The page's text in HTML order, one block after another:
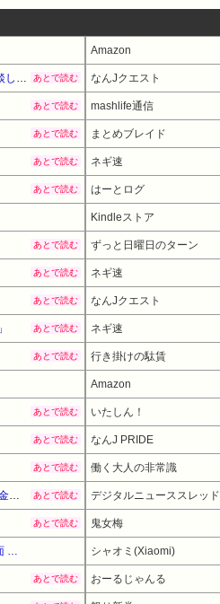
Amazon
【悲報】ジャンポケ斉藤さんの被害女性「バウムクーヘン売ったりTikTokライブしててムカついたから示談しなかった」・・・・・・・・・ あとで読む なんJクエスト
あとで読む mashlife通信
あとで読む まとめブレイド
あとで読む ネギ速
あとで読む はーとログ
Kindleストア
あとで読む ずっと日曜日のターン
あとで読む ネギ速
あとで読む なんJクエスト
あとで読む ネギ速
あとで読む 行き掛けの駄賃
Amazon
あとで読む いたしん！
あとで読む なんJ PRIDE
あとで読む 働く大人の非常識
【衝撃】田舎のヤンキー、とんでもない事が判明するｗｗｗｗ 田舎のマイルドヤンキーって何であんなに金あるの？もしかして… あとで読む デジタルニューススレッド
あとで読む 鬼女梅
【暮らし応援サマーSale】【16%OFF！】 Xiaomi Smart Band 10 スマートウォッチ シャオミ バンド 大画面 ランニング 睡眠 心拍 21日間持続 LINE通知 防水 軽量 シャオミ(Xiaomi)
あとで読む おーるじゃんる